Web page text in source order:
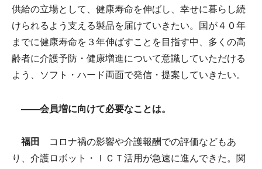
供給の立場として、健康寿命を伸ばし、幸せに暮らし続
けられるよう支える製品を届けていきたい。国が４０年
までに健康寿命を３年伸ばすことを目指す中、多くの高
齢者に介護予防・健康増進について意識していただける
よう、ソフト・ハード両面で発信・提案していきたい。
――会員増に向けて必要なことは。
福田
コロナ禍の影響や介護報酬での評価などもあ
り、介護ロボット・ＩＣＴ活用が急速に進んできた。関